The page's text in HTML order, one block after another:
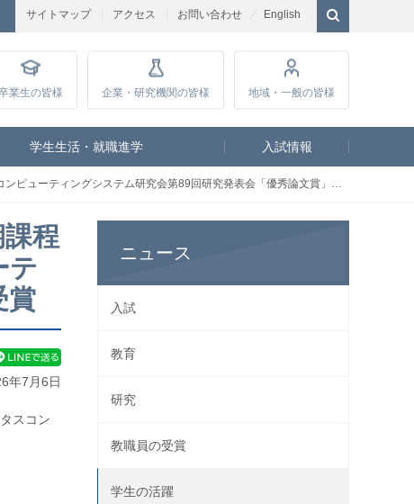
サイトマップ アクセス お問い合わせ English
業生の皆様 企業・研究機関の皆様 地域・一般の皆様
学生生活・就職進学 入試情報
ーティングシステム研究会第89回研究発表会「優秀論文賞」を受賞
程
テ
賞
年7月6日
スコン
ニュース
入試
教育
研究
教職員の受賞
学生の活躍